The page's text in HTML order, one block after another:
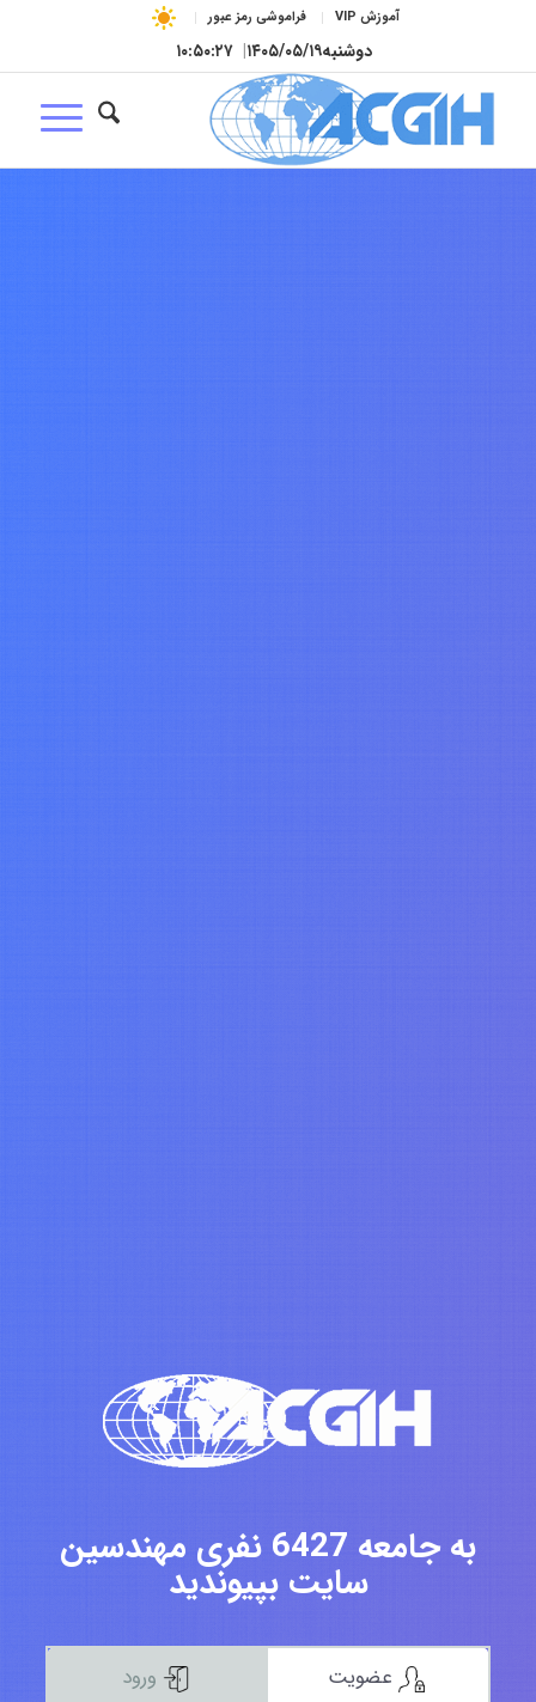
آموزش VIP فراموشی رمز عبور
دوشنبه۱۴۰۵/۰۵/۱۹| ۱۰:۵۰:۲۸
به جامعه 6427 نفری مهندسین
سایت بپیوندید